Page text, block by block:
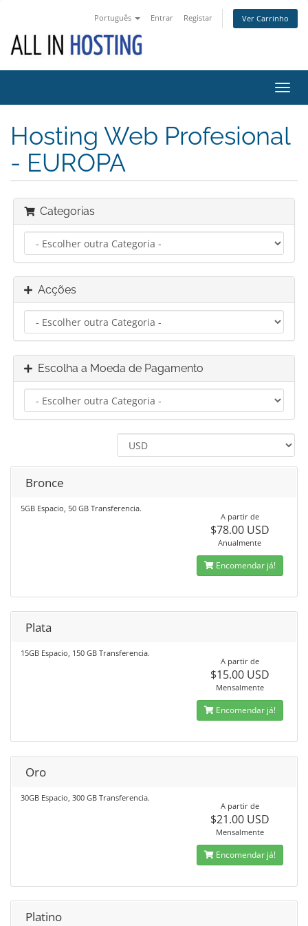
Português Entrar Registar Ver Carrinho
Hosting Web Profesional
- EUROPA
Categorias
Acções
Escolha a Moeda de Pagamento
Bronce
5GB Espacio, 50 GB Transferencia.
A partir de
$78.00 USD
Anualmente
Encomendar já!
Plata
15GB Espacio, 150 GB Transferencia.
A partir de
$15.00 USD
Mensalmente
Encomendar já!
Oro
30GB Espacio, 300 GB Transferencia.
A partir de
$21.00 USD
Mensalmente
Encomendar já!
Platino